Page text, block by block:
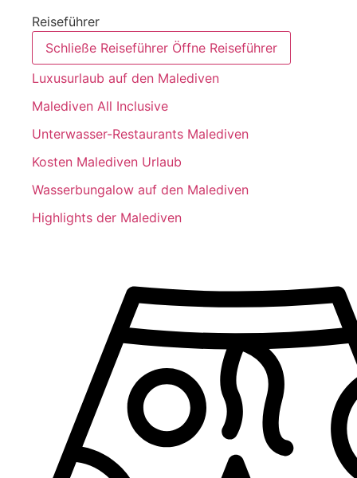
Reiseführer
Schließe Reiseführer Öffne Reiseführer
Luxusurlaub auf den Malediven
Malediven All Inclusive
Unterwasser-Restaurants Malediven
Kosten Malediven Urlaub
Wasserbungalow auf den Malediven
Highlights der Malediven